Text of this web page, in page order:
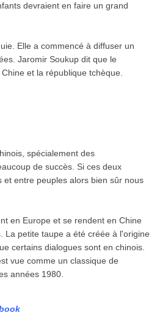
devraient en faire un grand
Elle a commencé à diffuser un
Jaromir Soukup dit que le
et la république tchèque.
spécialement des
de succès. Si ces deux
entre peuples alors bien sûr nous
en Europe et se rendent en Chine
La petite taupe a été créée à l'origine
certains dialogues sont en chinois.
vue comme un classique de
années 1980.